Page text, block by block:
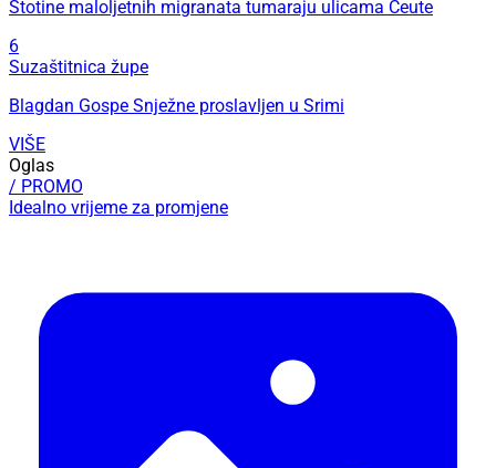
Stotine maloljetnih migranata tumaraju ulicama Ceute
6
Suzaštitnica župe
Blagdan Gospe Snježne proslavljen u Srimi
VIŠE
Oglas
/ PROMO
Idealno vrijeme za promjene